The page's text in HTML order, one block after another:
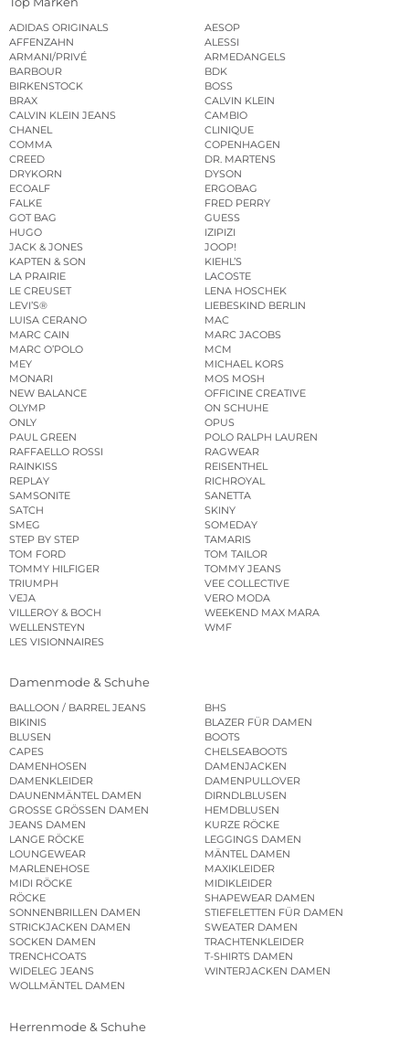
ADIDAS ORIGINALS
AESOP
AFFENZAHN
ALESSI
ARMANI/PRIVÉ
ARMEDANGELS
BARBOUR
BDK
BIRKENSTOCK
BOSS
BRAX
CALVIN KLEIN
CALVIN KLEIN JEANS
CAMBIO
CHANEL
CLINIQUE
COMMA
COPENHAGEN
CREED
DR. MARTENS
DRYKORN
DYSON
ECOALF
ERGOBAG
FALKE
FRED PERRY
GOT BAG
GUESS
HUGO
IZIPIZI
JACK & JONES
JOOP!
KAPTEN & SON
KIEHL’S
LA PRAIRIE
LACOSTE
LE CREUSET
LENA HOSCHEK
LEVI’S®
LIEBESKIND BERLIN
LUISA CERANO
MAC
MARC CAIN
MARC JACOBS
MARC O’POLO
MCM
MEY
MICHAEL KORS
MONARI
MOS MOSH
NEW BALANCE
OFFICINE CREATIVE
OLYMP
ON SCHUHE
ONLY
OPUS
PAUL GREEN
POLO RALPH LAUREN
RAFFAELLO ROSSI
RAGWEAR
RAINKISS
REISENTHEL
REPLAY
RICHROYAL
SAMSONITE
SANETTA
SATCH
SKINY
SMEG
SOMEDAY
STEP BY STEP
TAMARIS
TOM FORD
TOM TAILOR
TOMMY HILFIGER
TOMMY JEANS
TRIUMPH
VEE COLLECTIVE
VEJA
VERO MODA
VILLEROY & BOCH
WEEKEND MAX MARA
WELLENSTEYN
WMF
LES VISIONNAIRES
Damenmode & Schuhe
BALLOON / BARREL JEANS
BHS
BIKINIS
BLAZER FÜR DAMEN
BLUSEN
BOOTS
CAPES
CHELSEABOOTS
DAMENHOSEN
DAMENJACKEN
DAMENKLEIDER
DAMENPULLOVER
DAUNENMÄNTEL DAMEN
DIRNDLBLUSEN
GROSSE GRÖSSEN DAMEN
HEMDBLUSEN
JEANS DAMEN
KURZE RÖCKE
LANGE RÖCKE
LEGGINGS DAMEN
LOUNGEWEAR
MÄNTEL DAMEN
MARLENEHOSE
MAXIKLEIDER
MIDI RÖCKE
MIDIKLEIDER
RÖCKE
SHAPEWEAR DAMEN
SONNENBRILLEN DAMEN
STIEFELETTEN FÜR DAMEN
STRICKJACKEN DAMEN
SWEATER DAMEN
SOCKEN DAMEN
TRACHTENKLEIDER
TRENCHCOATS
T-SHIRTS DAMEN
WIDELEG JEANS
WINTERJACKEN DAMEN
WOLLMÄNTEL DAMEN
Herrenmode & Schuhe